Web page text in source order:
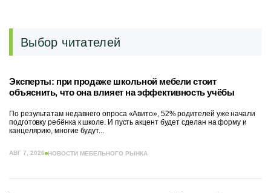
Выбор читателей
Эксперты: при продаже школьной мебели стоит
объяснить, что она влияет на эффективность учёбы
По результатам недавнего опроса «Авито», 52% родителей уже начали
подготовку ребёнка к школе. И пусть акцент будет сделан на форму и
канцелярию, многие будут...
АВГ 7, 2026 НОВОСТИ МЕБЕЛЬНОГО РЫНКА